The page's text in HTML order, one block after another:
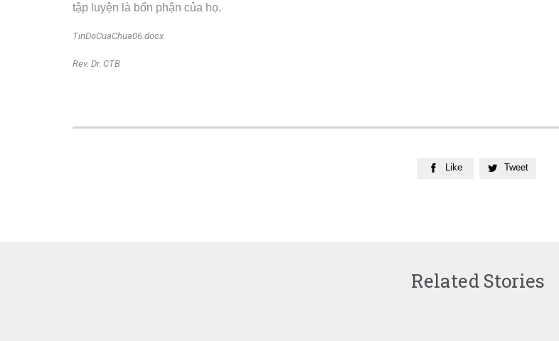
tập luyện là bổn phận của họ.
TinDoCuaChua06.docx
Rev. Dr. CTB
 Like  Tweet
Related Stories